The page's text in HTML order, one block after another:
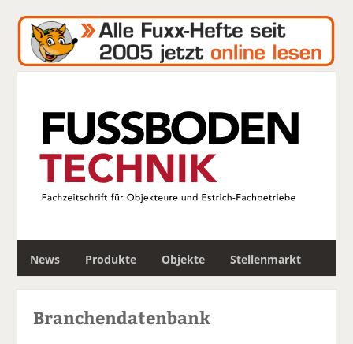
News Produkte Objekte Stellenmarkt
c
Branchendatenbank